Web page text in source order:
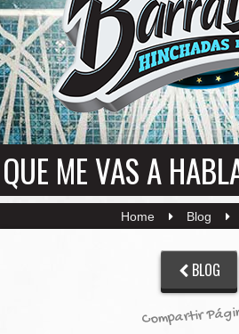
QUE ME VAS A
Home Blog
BLOG
Compartir